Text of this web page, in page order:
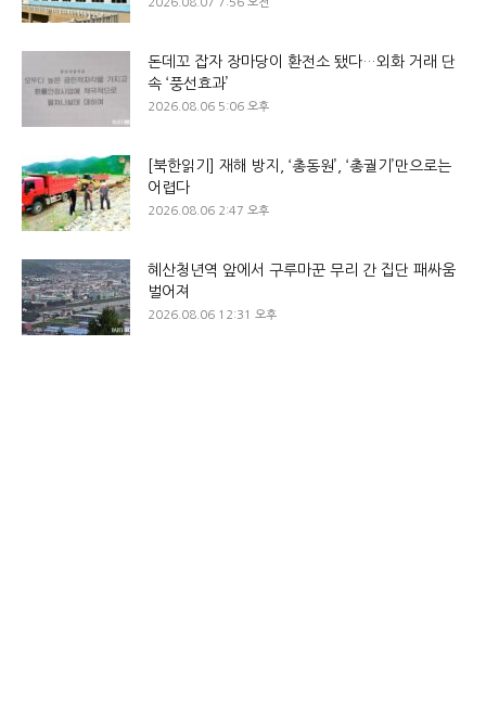
2026.08.07 7:56 오전
돈데꼬 잡자 장마당이 환전소 됐다…외화 거래 단
속 ‘풍선효과’
2026.08.06 5:06 오후
[북한읽기] 재해 방지, ‘총동원’, ‘총궐기’만으로는
어렵다
2026.08.06 2:47 오후
혜산청년역 앞에서 구루마꾼 무리 간 집단 패싸움
벌어져
2026.08.06 12:31 오후